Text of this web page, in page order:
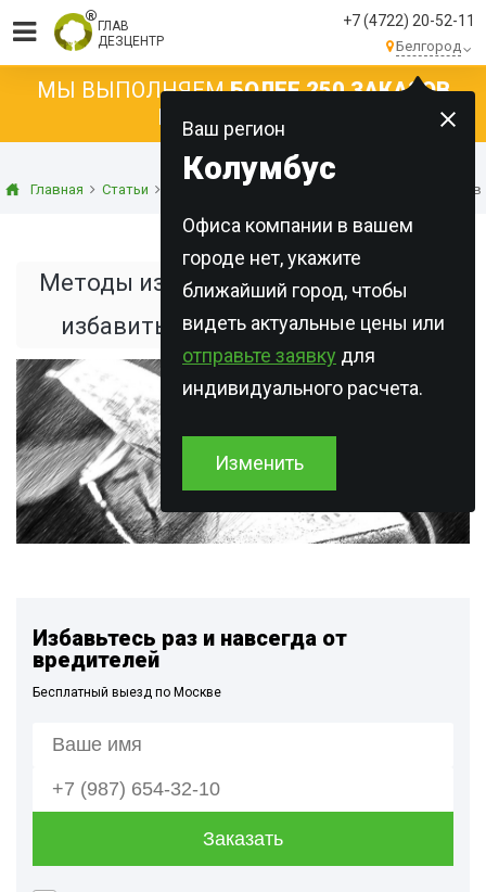
ГЛАВ
ДЕЗЦЕНТР
+7 (4722) 20-52-11
Белгород
Ваш регион
Колумбус
Офиса компании в вашем
городе нет, укажите
ближайший город, чтобы
видеть актуальные цены или
отправьте заявку для
индивидуального расчета.
Изменить
МЫ ВЫПОЛНЯЕМБОЛЕЕ 250 ЗАКАЗОВ
КАЖДЫЙ ДЕНЬ!
Главная Статьи Дезинсекция Методы избавления от
Методы избавления от клопов. Как
избавиться от клопов навсегда
Избавьтесь раз и навсегда от
вредителей
Бесплатный выезд по Москве